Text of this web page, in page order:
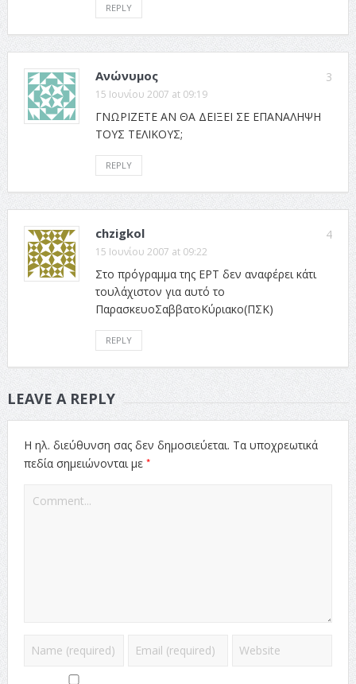
REPLY
3
Ανώνυμος
15 Ιουνίου 2007 at 09:19
ΓΝΩΡΙΖΕΤΕ ΑΝ ΘΑ ΔΕΙΞΕΙ ΣΕ ΕΠΑΝΑΛΗΨΗ
ΤΟΥΣ ΤΕΛΙΚΟΥΣ;
REPLY
4
chzigkol
15 Ιουνίου 2007 at 09:22
Στο πρόγραμμα της ΕΡΤ δεν αναφέρει κάτι
τουλάχιστον για αυτό το
ΠαρασκευοΣαββατοΚύριακο(ΠΣΚ)
REPLY
LEAVE A REPLY
Η ηλ. διεύθυνση σας δεν δημοσιεύεται. Τα υποχρεωτικά
πεδία σημειώνονται με *